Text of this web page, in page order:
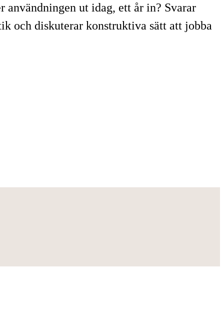
användningen ut idag, ett år in? Svarar
och diskuterar konstruktiva sätt att jobba